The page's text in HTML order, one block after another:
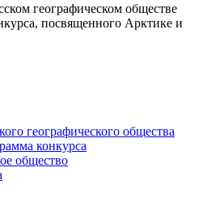
географическом обществе
посвященного Арктике и
географического общества
конкурса
общество